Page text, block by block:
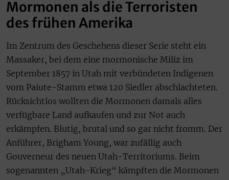
Mormonen als die Terroristen
des frühen Amerika
Im Zentrum des Geschehens dieser Serie steht ein
Massaker, bei dem eine mormonische Miliz im
September 1857 in Utah mit verbündeten Indigenen
vom Paiute-Stamm etwa 120 Siedler abschlachteten.
Rücksichtlos wollten die Mormonen damals alles
verfügbare Land aufkaufen und zur Not auch
erkämpfen. Blutig, brutal und so gar nicht fromm. Der
Anführer, Brigham Young, war zufällig auch
Gouverneur des neuen Utah-Territoriums. Beim
sogenannten „Utah-Krieg“ kämpften die Mormonen